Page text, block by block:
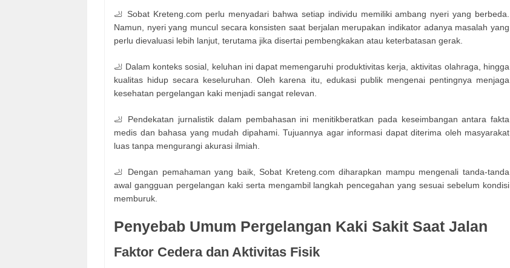
🦶 Sobat Kreteng.com perlu menyadari bahwa setiap individu memiliki ambang nyeri yang berbeda.
Namun, nyeri yang muncul secara konsisten saat berjalan merupakan indikator adanya masalah yang
perlu dievaluasi lebih lanjut, terutama jika disertai pembengkakan atau keterbatasan gerak.
🦶 Dalam konteks sosial, keluhan ini dapat memengaruhi produktivitas kerja, aktivitas olahraga, hingga
kualitas hidup secara keseluruhan. Oleh karena itu, edukasi publik mengenai pentingnya menjaga
kesehatan pergelangan kaki menjadi sangat relevan.
🦶 Pendekatan jurnalistik dalam pembahasan ini menitikberatkan pada keseimbangan antara fakta
medis dan bahasa yang mudah dipahami. Tujuannya agar informasi dapat diterima oleh masyarakat
luas tanpa mengurangi akurasi ilmiah.
🦶 Dengan pemahaman yang baik, Sobat Kreteng.com diharapkan mampu mengenali tanda-tanda
awal gangguan pergelangan kaki serta mengambil langkah pencegahan yang sesuai sebelum kondisi
memburuk.
Penyebab Umum Pergelangan Kaki Sakit Saat Jalan
Faktor Cedera dan Aktivitas Fisik